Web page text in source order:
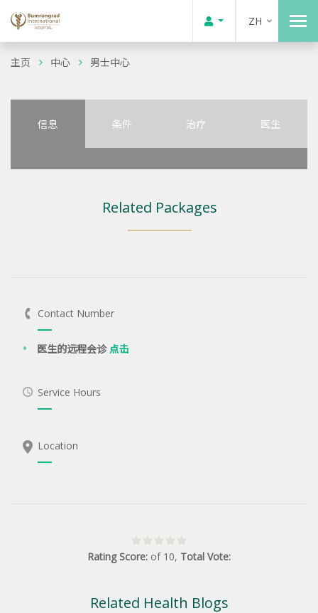
ZH
主页 中心 男士中心
信息 条件 治疗 医生
Related Packages
Contact Number
医生的远程会诊点击
Service Hours
Location
Rating Score: of 10, Total Vote:
Related Health Blogs